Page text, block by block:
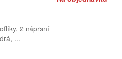
2 náprsní
...